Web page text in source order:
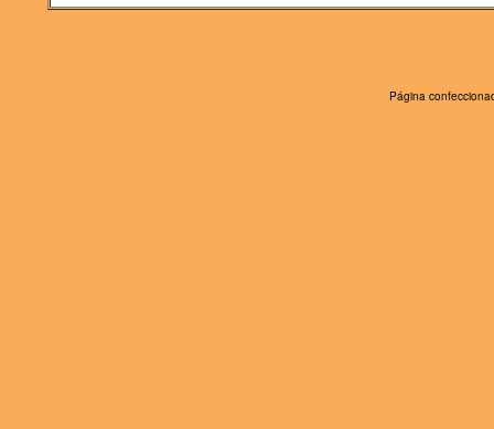
Página